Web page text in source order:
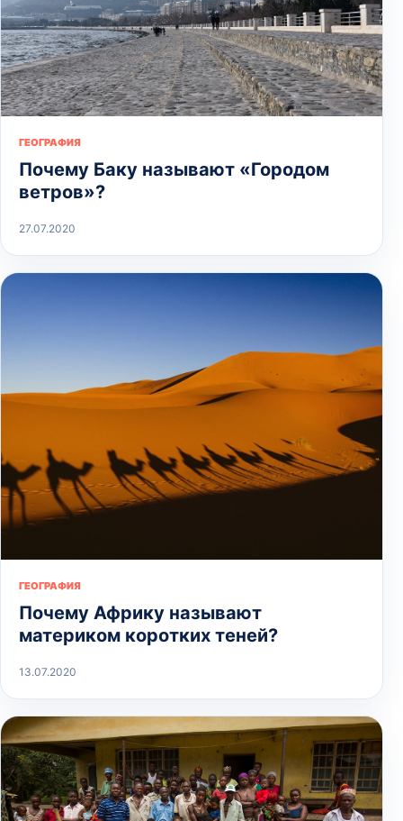
ГЕОГРАФИЯ
Почему Баку называют «Городом
ветров»?
27.07.2020
ГЕОГРАФИЯ
Почему Африку называют
материком коротких теней?
13.07.2020